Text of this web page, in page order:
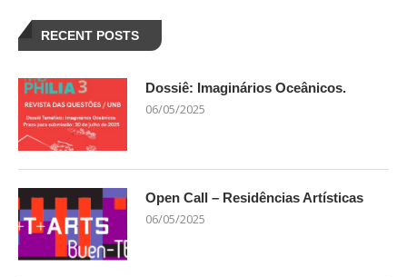
RECENT POSTS
Dossiê: Imaginários Oceânicos.
06/05/2025
Open Call – Residências Artísticas
06/05/2025